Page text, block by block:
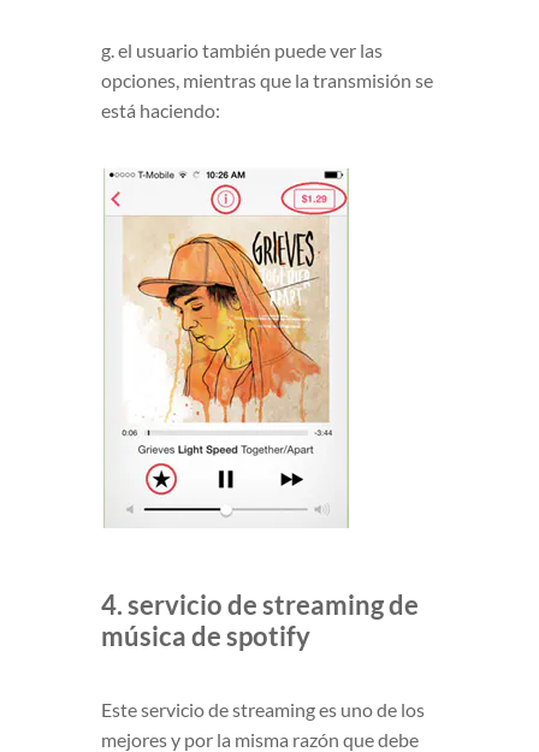
g. el usuario también puede ver las
opciones, mientras que la transmisión se
está haciendo:
4. servicio de streaming de
música de spotify
Este servicio de streaming es uno de los
mejores y por la misma razón que debe